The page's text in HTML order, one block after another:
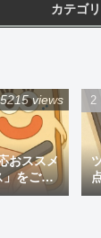
カテゴリ
おススメ
」をご紹
5215 views